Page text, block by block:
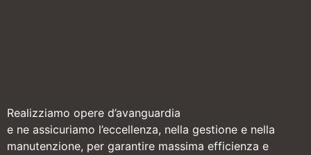
Realizziamo opere d’avanguardia
e ne assicuriamo l’eccellenza, nella gestione e nella
manutenzione, per garantire massima efficienza e